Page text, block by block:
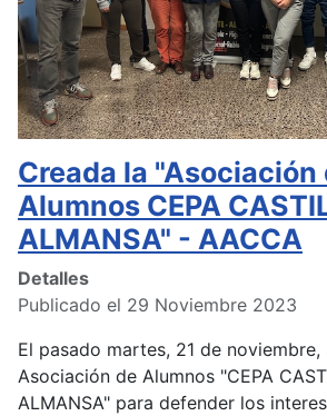
Creada la "Asociación
Alumnos CEPA
ALMANSA" - AACCA
Detalles
Publicado el 29 Noviembre 2023
El pasado martes, 21 de noviembre,
Asociación de Alumnos "CEPA
ALMANSA" para defender los